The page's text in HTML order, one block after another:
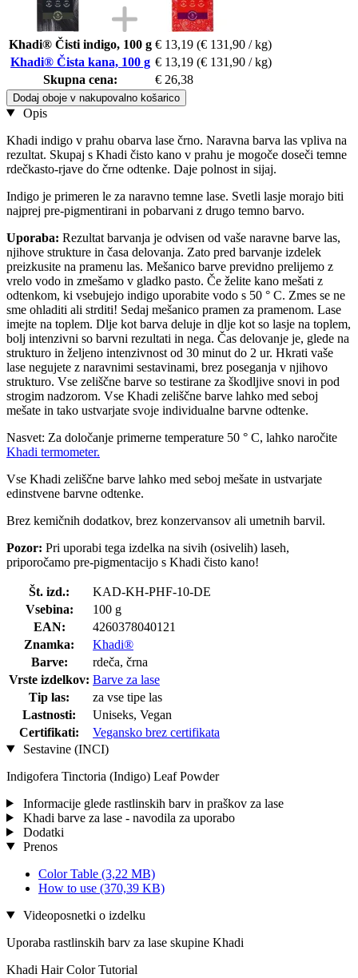
Khadi® Čisti indigo, 100 g € 13,19 (€ 131,90 / kg)
Khadi® Čista kana, 100 g € 13,19 (€ 131,90 / kg)
Skupna cena:
€ 26,38
Dodaj oboje v nakupovalno košarico
Opis
Khadi indigo v prahu obarva lase črno. Naravna barva las vpliva na
rezultat. Skupaj s Khadi čisto kano v prahu je mogoče doseči temne
rdečkasto-rjave do črne odtenke. Daje polnost in sijaj.
Indigo je primeren le za naravno temne lase. Svetli lasje morajo biti
najprej pre-pigmentirani in pobarvani z drugo temno barvo.
Uporaba: Rezultat barvanja je odvisen od vaše naravne barve las,
njihove strukture in časa delovanja. Zato pred barvanje izdelek
preizkusite na pramenu las. Mešanico barve previdno prelijemo z
vrelo vodo in zmešamo v gladko pasto. Če želite kano mešati z
odtenkom, ki vsebujejo indigo uporabite vodo s 50 ° C. Zmes se ne
sme ohladiti ali strditi! Sedaj mešanico pramen za pramenom. Lase
imejte na toplem. Dlje kot barva deluje in dlje kot so lasje na toplem,
bolj intenzivni so barvni rezultati in nega. Čas delovanje je, glede na
strukturo in željeno intenzivnost od 30 minut do 2 ur. Hkrati vaše
lase negujete z naravnimi sestavinami, brez poseganja v njihovo
strukturo. Vse zeliščne barve so testirane za škodljive snovi in pod
strogim nadzorom. Vse Khadi zeliščne barve lahko med seboj
mešate in tako ustvarjate svoje individualne barvne odtenke.
Nasvet: Za določanje primerne temperature 50 ° C, lahko naročite
Khadi termometer.
Vse Khadi zeliščne barve lahko med seboj mešate in ustvarjate
edinstvene barvne odtenke.
Brez kemičnih dodatkov, brez konzervansov ali umetnih barvil.
Pozor: Pri uporabi tega izdelka na sivih (osivelih) laseh,
priporočamo pre-pigmentacijo s Khadi čisto kano!
Št. izd.:
KAD-KH-PHF-10-DE
Vsebina:
100 g
EAN:
4260378040121
Znamka:
Khadi®
Barve:
rdeča, črna
Vrste izdelkov: Barve za lase
Tip las:
za vse tipe las
Lastnosti:
Uniseks, Vegan
Certifikati:
Vegansko brez certifikata
Sestavine (INCI)
Indigofera Tinctoria (Indigo) Leaf Powder
Informacije glede rastlinskih barv in praškov za lase
Khadi barve za lase - navodila za uporabo
Dodatki
Prenos
Color Table (3,22 MB)
How to use (370,39 KB)
Videoposnetki o izdelku
Uporaba rastlinskih barv za lase skupine Khadi
Khadi Hair Color Tutorial